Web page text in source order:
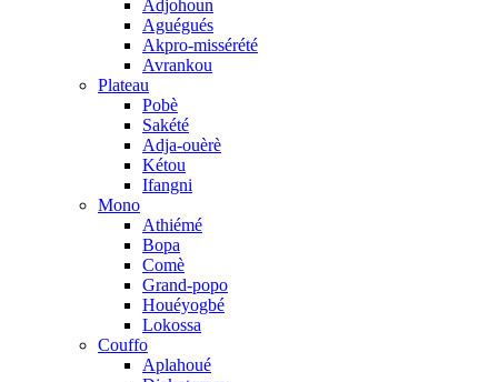
Adjohoun
Aguégués
Akpro-missérété
Avrankou
Plateau
Pobè
Sakété
Adja-ouèrè
Kétou
Ifangni
Mono
Athiémé
Bopa
Comè
Grand-popo
Houéyogbé
Lokossa
Couffo
Aplahoué